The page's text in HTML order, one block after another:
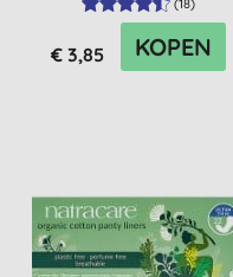
(18)
€ 3,85 KOPEN